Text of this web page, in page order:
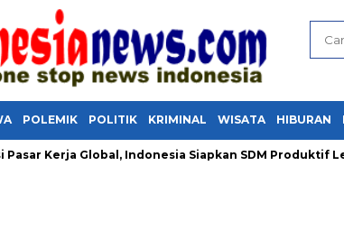
POLEMIK POLITIK KRIMINAL WISATA HIBURAN
Kerja Global, Indonesia Siapkan SDM Produktif Lewat